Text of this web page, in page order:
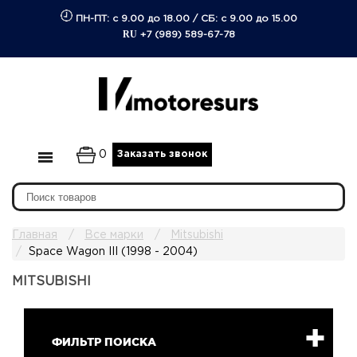
ПН-ПТ: с 9.00 до 18.00/ СБ: с 9.00 до 15.00
RU +7 (989) 589-67-78
0 Заказать звонок
Главная Все марки
Mitsubishi
Space Wagon III (1998 - 2004)
MITSUBISHI
ФИЛЬТР ПОИСКА